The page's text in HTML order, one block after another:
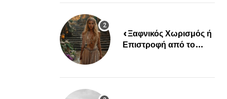
«Ξαφνικός Χωρισμός ή
Επιστροφή από το
για αυτά τα Ζώδια»